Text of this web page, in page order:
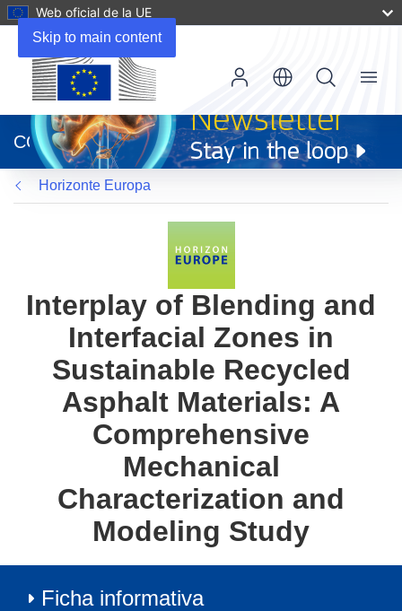
Skip to main content
Web oficial de la UE
abrirá
en
una
nueva
ventana)
CORDIS
Menu
Horizonte Europa
Interplay of Blending and
Interfacial Zones in
Sustainable Recycled
Asphalt Materials: A
Comprehensive
Mechanical
Characterization and
Modeling Study
Ficha informativa